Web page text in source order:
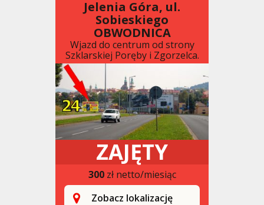
Jelenia Góra, ul.
Sobieskiego
OBWODNICA
Wjazd do centrum od strony
Szklarskiej Poręby i Zgorzelca.
ZAJĘTY
300zł netto/miesiąc
Zobacz lokalizację